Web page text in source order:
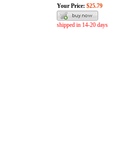
Your Price: $25.79
shipped in 14-20 days